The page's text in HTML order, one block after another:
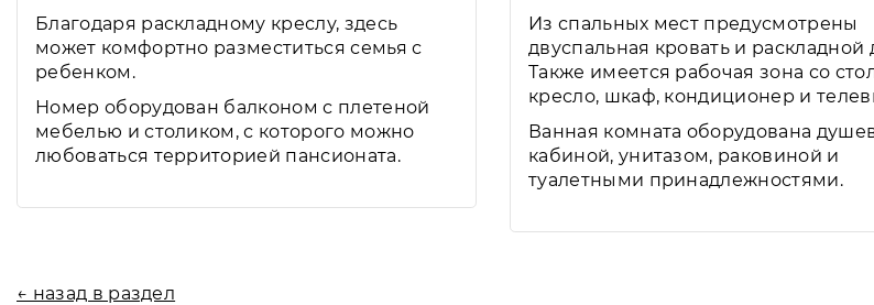
Благодаря раскладному креслу, здесь
может комфортно разместиться семья с
ребенком.
Номер оборудован балконом с плетеной
мебелью и столиком, с которого можно
любоваться территорией пансионата.
Из спальных мест предусмотрены
двуспальная кровать и раскладной
Также имеется рабочая зона со
кресло, шкаф, кондиционер и
Ванная комната оборудована
кабиной, унитазом, раковиной и
туалетными принадлежностями.
← назад в раздел